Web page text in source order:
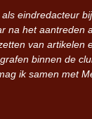
eindredacteur
na het
van artikelen
binnen de
ik samen met